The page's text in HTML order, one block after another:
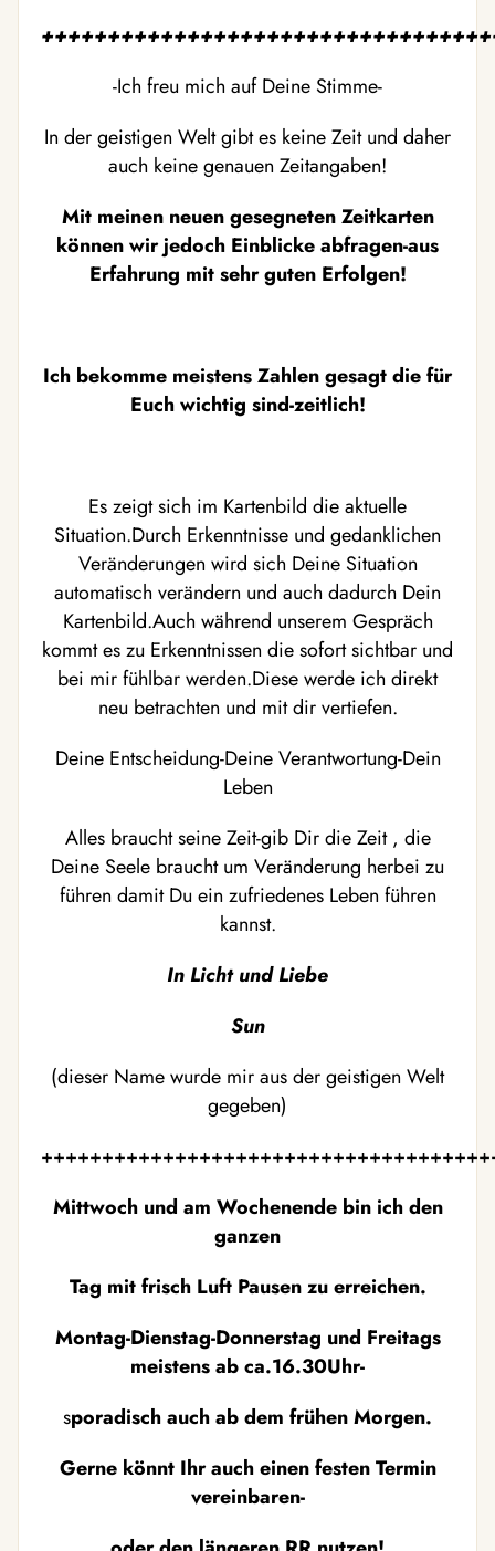
-Ich freu mich auf Deine Stimme-
In der geistigen Welt gibt es keine Zeit und daher
auch keine genauen Zeitangaben!
Mit meinen neuen gesegneten Zeitkarten
können wir jedoch Einblicke abfragen-aus
Erfahrung mit sehr guten Erfolgen!
Ich bekomme meistens Zahlen gesagt die für
Euch wichtig sind-zeitlich!
Es zeigt sich im Kartenbild die aktuelle
Situation.Durch Erkenntnisse und gedanklichen
Veränderungen wird sich Deine Situation
automatisch verändern und auch dadurch Dein
Kartenbild.Auch während unserem Gespräch
kommt es zu Erkenntnissen die sofort sichtbar und
bei mir fühlbar werden.Diese werde ich direkt
neu betrachten und mit dir vertiefen.
Deine Entscheidung-Deine Verantwortung-Dein
Leben
Alles braucht seine Zeit-gib Dir die Zeit , die
Deine Seele braucht um Veränderung herbei zu
führen damit Du ein zufriedenes Leben führen
kannst.
In Licht und Liebe
Sun
(dieser Name wurde mir aus der geistigen Welt
gegeben)
Mittwoch und am Wochenende bin ich den
ganzen
Tag mit frisch Luft Pausen zu erreichen.
Montag-Dienstag-Donnerstag und Freitags
meistens ab ca.16.30Uhr-
sporadisch auch ab dem frühen Morgen.
Gerne könnt Ihr auch einen festen Termin
vereinbaren-